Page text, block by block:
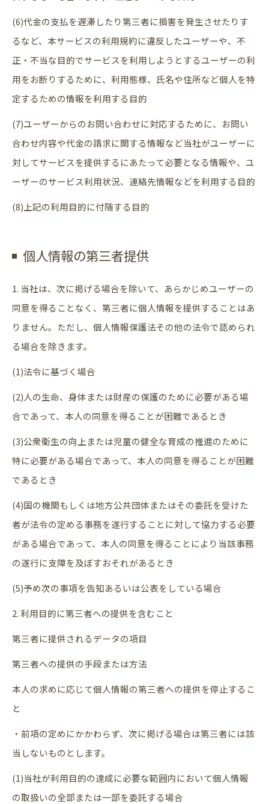
(6)代金の支払を遅滞したり第三者に損害を発生させたりす
るなど、本サービスの利用規約に違反したユーザーや、不
正・不当な目的でサービスを利用しようとするユーザーの利
用をお断りするために、利用態様、氏名や住所など個人を特
定するための情報を利用する目的
(7)ユーザーからのお問い合わせに対応するために、お問い
合わせ内容や代金の請求に関する情報など当社がユーザーに
対してサービスを提供するにあたって必要となる情報や、ユ
ーザーのサービス利用状況、連絡先情報などを利用する目的
(8)上記の利用目的に付随する目的
個人情報の第三者提供
1. 当社は、次に掲げる場合を除いて、あらかじめユーザーの
同意を得ることなく、第三者に個人情報を提供することはあ
りません。ただし、個人情報保護法その他の法令で認められ
る場合を除きます。
(1)法令に基づく場合
(2)人の生命、身体または財産の保護のために必要がある場
合であって、本人の同意を得ることが困難であるとき
(3)公衆衛生の向上または児童の健全な育成の推進のために
特に必要がある場合であって、本人の同意を得ることが困難
であるとき
(4)国の機関もしくは地方公共団体またはその委託を受けた
者が法令の定める事務を遂行することに対して協力する必要
がある場合であって、本人の同意を得ることにより当該事務
の遂行に支障を及ぼすおそれがあるとき
(5)予め次の事項を告知あるいは公表をしている場合
2. 利用目的に第三者への提供を含むこと
第三者に提供されるデータの項目
第三者への提供の手段または方法
本人の求めに応じて個人情報の第三者への提供を停止するこ
と
・前項の定めにかかわらず、次に掲げる場合は第三者には該
当しないものとします。
(1)当社が利用目的の達成に必要な範囲内において個人情報
の取扱いの全部または一部を委託する場合